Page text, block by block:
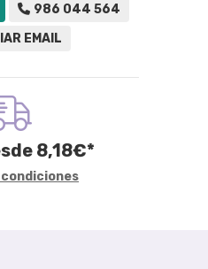
986 044 564
EMAIL
8,18€*